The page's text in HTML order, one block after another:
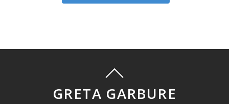
GRETA GARBURE